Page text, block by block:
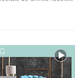
sozinho ou na